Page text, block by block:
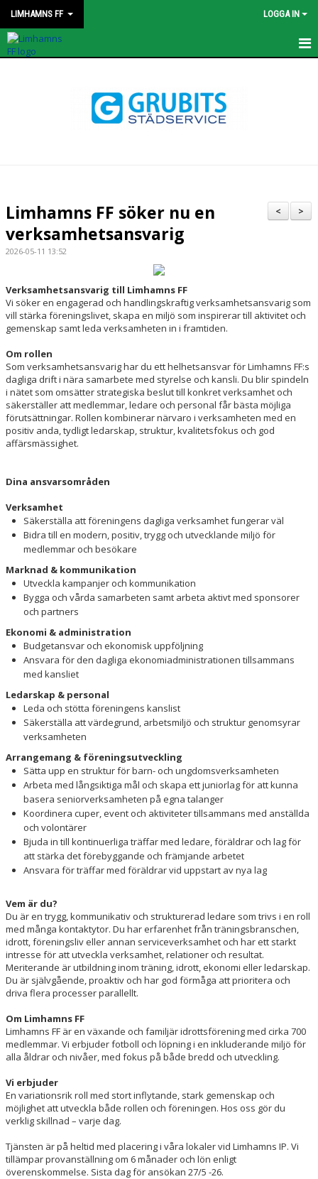
LIMHAMNS FF LOGGA IN
KALENDER
PROFILKLÄDER
AVGIFTER
ANMÄLAN
LIMHAMN BACKYARD ULTRA
>
<
Limhamns FF söker nu en
verksamhetsansvarig
2026-05-11 13:52
Verksamhetsansvarig till Limhamns FF
Vi söker en engagerad och handlingskraftig verksamhetsansvarig som
vill stärka föreningslivet, skapa en miljö som inspirerar till aktivitet och
gemenskap samt leda verksamheten in i framtiden.
Om rollen
Som verksamhetsansvarig har du ett helhetsansvar för Limhamns FF:s
dagliga drift i nära samarbete med styrelse och kansli. Du blir spindeln
i nätet som omsätter strategiska beslut till konkret verksamhet och
säkerställer att medlemmar, ledare och personal får bästa möjliga
förutsättningar. Rollen kombinerar närvaro i verksamheten med en
positiv anda, tydligt ledarskap, struktur, kvalitetsfokus och god
affärsmässighet.
Dina ansvarsområden
Verksamhet
Säkerställa att föreningens dagliga verksamhet fungerar väl
Bidra till en modern, positiv, trygg och utvecklande miljö för
medlemmar och besökare
Marknad & kommunikation
Utveckla kampanjer och kommunikation
Bygga och vårda samarbeten samt arbeta aktivt med sponsorer
och partners
Ekonomi & administration
Budgetansvar och ekonomisk uppföljning
Ansvara för den dagliga ekonomiadministrationen tillsammans
med kansliet
Ledarskap & personal
Leda och stötta föreningens kanslist
Säkerställa att värdegrund, arbetsmiljö och struktur genomsyrar
verksamheten
Arrangemang & föreningsutveckling
Sätta upp en struktur för barn- och ungdomsverksamheten
Arbeta med långsiktiga mål och skapa ett juniorlag för att kunna
basera seniorverksamheten på egna talanger
Koordinera cuper, event och aktiviteter tillsammans med anställda
och volontärer
Bjuda in till kontinuerliga träffar med ledare, föräldrar och lag för
att stärka det förebyggande och främjande arbetet
Ansvara för träffar med föräldrar vid uppstart av nya lag
Vem är du?
Du är en trygg, kommunikativ och strukturerad ledare som trivs i en roll
med många kontaktytor. Du har erfarenhet från träningsbranschen,
idrott, föreningsliv eller annan serviceverksamhet och har ett starkt
intresse för att utveckla verksamhet, relationer och resultat.
Meriterande är utbildning inom träning, idrott, ekonomi eller ledarskap.
Du är självgående, proaktiv och har god förmåga att prioritera och
driva flera processer parallellt.
Om Limhamns FF
Limhamns FF är en växande och familjär idrottsförening med cirka 700
medlemmar. Vi erbjuder fotboll och löpning i en inkluderande miljö för
alla åldrar och nivåer, med fokus på både bredd och utveckling.
Vi erbjuder
En variationsrik roll med stort inflytande, stark gemenskap och
möjlighet att utveckla både rollen och föreningen. Hos oss gör du
verklig skillnad – varje dag.
Tjänsten är på heltid med placering i våra lokaler vid Limhamns IP. Vi
tillämpar provanställning om 6 månader och lön enligt
överenskommelse. Sista dag för ansökan 27/5 -26.